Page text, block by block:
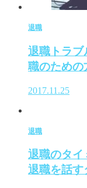
退職
退職トラブ
職のための
2017.11.25
退職
退職のタイ
退職を話す